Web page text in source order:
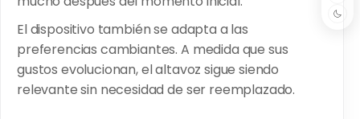
El dispositivo también se adapta a las
preferencias cambiantes. A medida que sus
gustos evolucionan, el altavoz sigue siendo
relevante sin necesidad de ser reemplazado.